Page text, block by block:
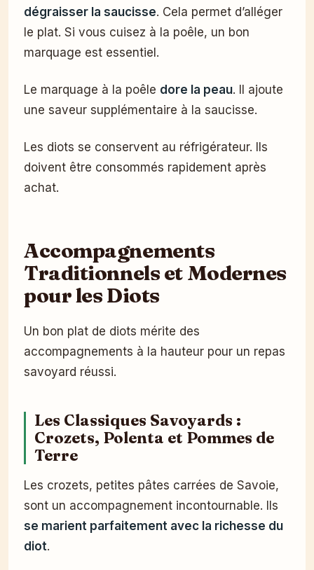
dégraisser la saucisse. Cela permet d’alléger
le plat. Si vous cuisez à la poêle, un bon
marquage est essentiel.
Le marquage à la poêle dore la peau. Il ajoute
une saveur supplémentaire à la saucisse.
Les diots se conservent au réfrigérateur. Ils
doivent être consommés rapidement après
achat.
Accompagnements
Traditionnels et Modernes
pour les Diots
Un bon plat de diots mérite des
accompagnements à la hauteur pour un repas
savoyard réussi.
Les Classiques Savoyards :
Crozets, Polenta et Pommes de
Terre
Les crozets, petites pâtes carrées de Savoie,
sont un accompagnement incontournable. Ils
se marient parfaitement avec la richesse du
diot.